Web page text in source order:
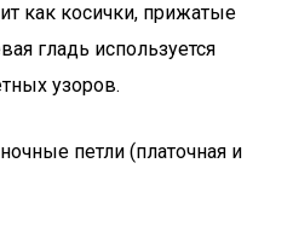
как косички, прижатые
гладь используется
узоров.
петли (платочная и